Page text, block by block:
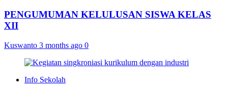
PENGUMUMAN KELULUSAN SISWA KELAS
XII
Kuswanto 3 months ago 0
Info Sekolah